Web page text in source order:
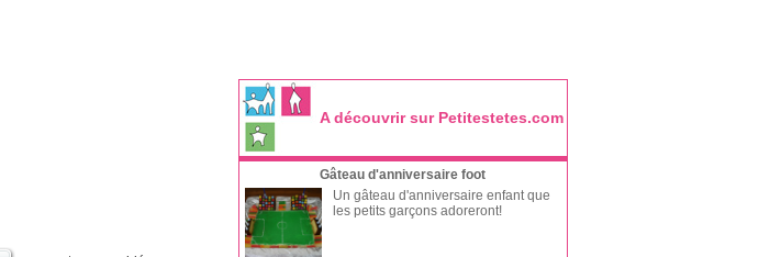
A découvrir sur Petitestetes.com
Gâteau d'anniversaire foot
Un gâteau d'anniversaire enfant que
les petits garçons adoreront!